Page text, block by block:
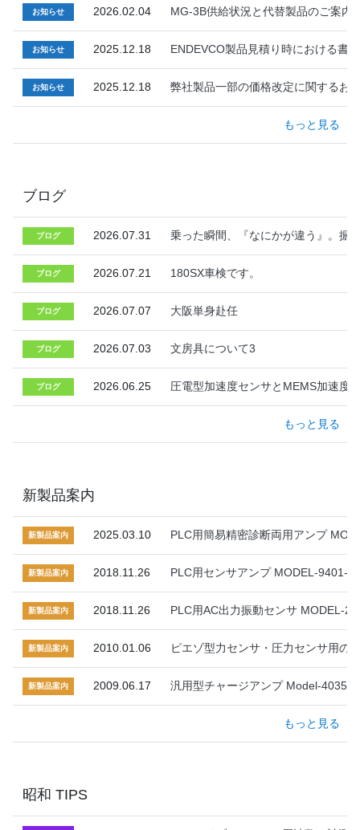
お知らせ 2026.02.04 MG-3B供給状況と代替製品のご案内
お知らせ 2025.12.18 ENDEVCO製品見積り時における書
お知らせ 2025.12.18 弊社製品一部の価格改定に関するお
もっと見る
ブログ
ブログ 2026.07.31 乗った瞬間、『なにかが違う』。振
ブログ 2026.07.21 180SX車検です。
ブログ 2026.07.07 大阪単身赴任
ブログ 2026.07.03 文房具について3
ブログ 2026.06.25 圧電型加速度センサとMEMS加速度
もっと見る
新製品案内
新製品案内 2025.03.10 PLC用簡易精密診断両用アンプ
新製品案内 2018.11.26 PLC用センサアンプ MODEL-9401-
新製品案内 2018.11.26 PLC用AC出力振動センサ MODEL-
新製品案内 2010.01.06 ピエゾ型力センサ・圧力センサ用の
新製品案内 2009.06.17 汎用型チャージアンプ Model-4035-
もっと見る
昭和 TIPS